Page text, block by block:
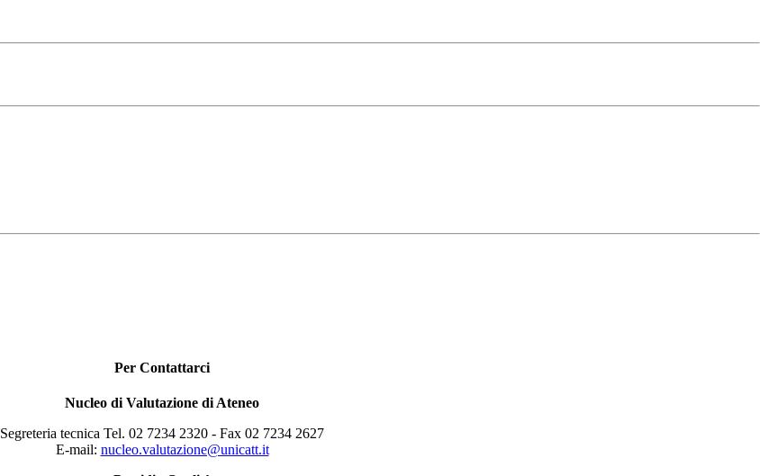
Per Contattarci
Nucleo di Valutazione di Ateneo
Segreteria tecnica Tel. 02 7234 2320 - Fax 02 7234 2627
E-mail: nucleo.valutazione@unicatt.it